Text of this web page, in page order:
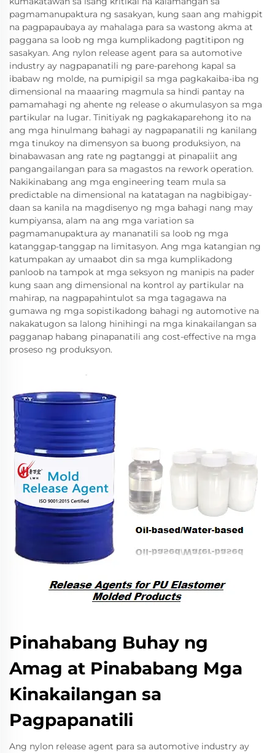
pagmamanupaktura ng sasakyan, kung saan ang mahigpit
na pagpapaubaya ay mahalaga para sa wastong akma at
paggana sa loob ng mga kumplikadong pagtitipon ng
sasakyan. Ang nylon release agent para sa automotive
industry ay nagpapanatili ng pare-parehong kapal sa
ibabaw ng molde, na pumipigil sa mga pagkakaiba-iba ng
dimensional na maaaring magmula sa hindi pantay na
pamamahagi ng ahente ng release o akumulasyon sa mga
partikular na lugar. Tinitiyak ng pagkakaparehong ito na
ang mga hinulmang bahagi ay nagpapanatili ng kanilang
mga tinukoy na dimensyon sa buong produksiyon, na
binabawasan ang rate ng pagtanggi at pinapaliit ang
pangangailangan para sa magastos na rework operation.
Nakikinabang ang mga engineering team mula sa
predictable na dimensional na katatagan na nagbibigay-
daan sa kanila na magdisenyo ng mga bahagi nang may
kumpiyansa, alam na ang mga variation sa
pagmamanupaktura ay mananatili sa loob ng mga
katanggap-tanggap na limitasyon. Ang mga katangian ng
katumpakan ay umaabot din sa mga kumplikadong
panloob na tampok at mga seksyon ng manipis na pader
kung saan ang dimensional na kontrol ay partikular na
mahirap, na nagpapahintulot sa mga tagagawa na
gumawa ng mga sopistikadong bahagi ng automotive na
nakakatugon sa lalong hinihingi na mga kinakailangan sa
pagganap habang pinapanatili ang cost-effective na mga
proseso ng produksyon.
Pinahabang Buhay ng
Amag at Pinababang Mga
Kinakailangan sa
Pagpapanatili
Ang nylon release agent para sa automotive industry ay